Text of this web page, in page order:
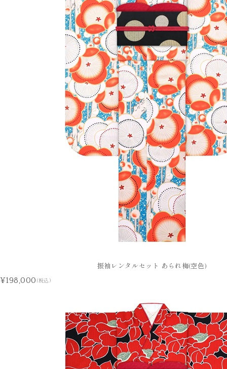
振袖レンタルセット あられ梅(空色)
¥198,000 (税込)